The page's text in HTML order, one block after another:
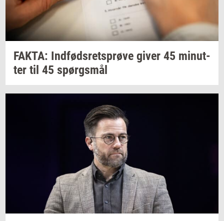
FAKTA: Ind­føds­rets­prø­ve giver 45 mi­nut­
ter til 45 spørgs­mål